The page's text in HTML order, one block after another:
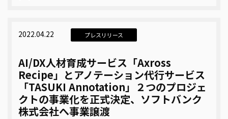
2022.04.22 プレスリリース
AI/DX人材育成サービス「Axross
Recipe」とアノテーション代行サービス
「TASUKI Annotation」２つのプロジェ
クトの事業化を正式決定、ソフトバンク
株式会社へ事業譲渡